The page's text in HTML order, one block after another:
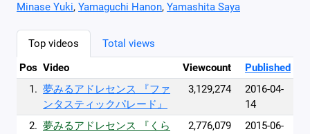
Minase Yuki, Yamaguchi Hanon, Yamashita Saya
Top videos
Total views
Pos Video Viewcount
Published
1. 夢みるアドレセンス 『ファ
ンタスティックパレード』
3,129,274
2016-04-
14
2. 夢みるアドレセンス 『くら
2,776,079
2015-06-